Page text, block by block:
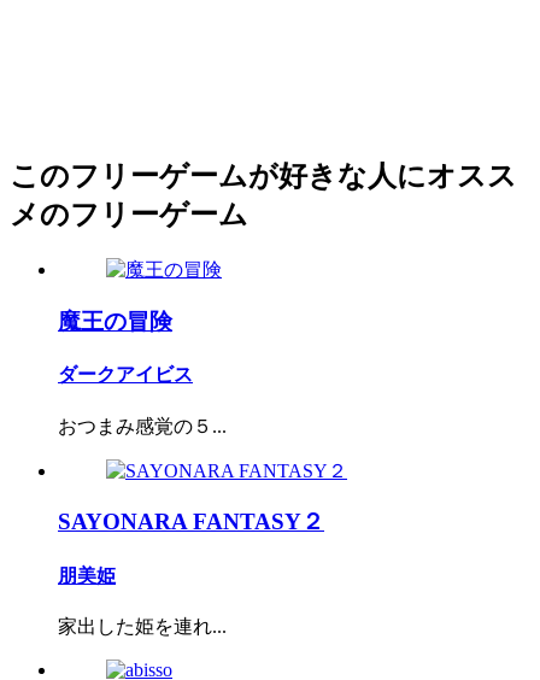
このフリーゲームが好きな人にオスス
メのフリーゲーム
魔王の冒険
ダークアイビス
おつまみ感覚の５...
SAYONARA FANTASY２
朋美姫
家出した姫を連れ...